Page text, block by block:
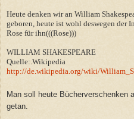
Heute denken wir an William
geboren, heute ist wohl deswegen der
Rose für ihn(((Rose)))
WILLIAM SHAKESPEARE
Quelle:.Wikipedia
http://de.wikipedia.org/wiki/
Man soll heute Bücherverschenken
getan.